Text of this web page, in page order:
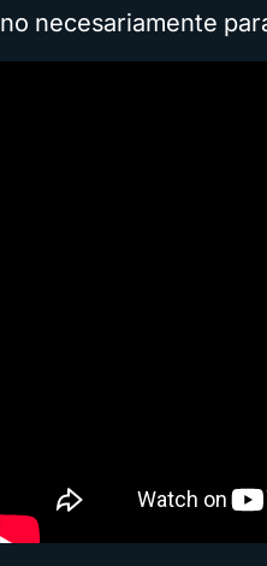
no necesariamente